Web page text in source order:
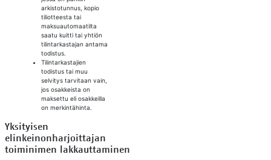
arkistotunnus, kopio
tiliotteesta tai
maksuautomaatilta
saatu kuitti tai yhtiön
tilintarkastajan antama
todistus.
Tilintarkastajien
todistus tai muu
selvitys tarvitaan vain,
jos osakkeista on
maksettu eli osakkeilla
on merkintähinta.
Yksityisen
elinkeinonharjoittajan
toiminimen lakkauttaminen